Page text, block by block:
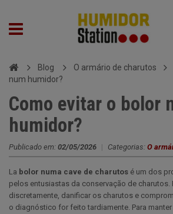
Blog O armário de charutos
num humidor?
Como evitar o bolor
humidor?
Publicado em: 02/05/2026 | Categorias: O
La bolor numa cave de charutos é um dos
pelos entusiastas da conservação de charutos.
discretamente, danificar os charutos e
o diagnóstico for feito tardiamente. Para